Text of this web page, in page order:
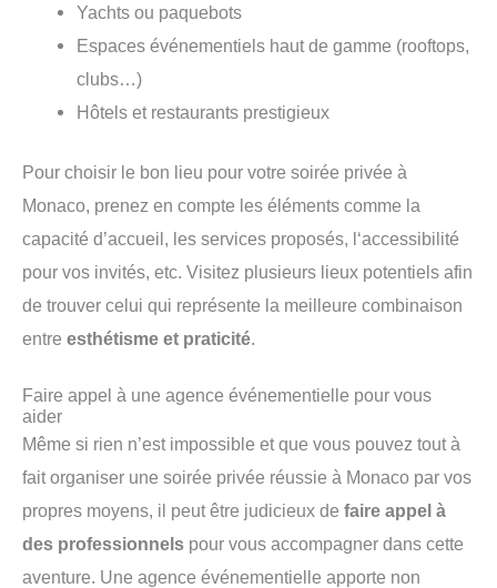
Yachts ou paquebots
Espaces événementiels haut de gamme (rooftops,
clubs…)
Hôtels et restaurants prestigieux
Pour choisir le bon lieu pour votre soirée privée à
Monaco, prenez en compte les éléments comme la
capacité d’accueil, l es services proposés, l ‘accessibilité
pour vos invités, etc. Visitez plusieurs lieux potentiels afin
de trouver celui qui représente la meilleure combinaison
entre esthétisme et praticité.
Faire appel à une agence événementielle pour vous
aider
Même si rien n’est impossible et que vous pouvez tout à
fait organiser une soirée privée réussie à Monaco par vos
propres moyens, il peut être judicieux de faire appel à
des professionnels pour vous accompagner dans cette
aventure. Une agence événementielle apporte non